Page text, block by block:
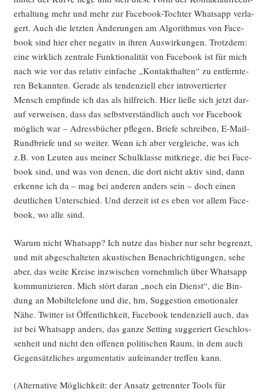
erhal­tung mehr und mehr zur Face­book-Toch­ter Whats­app ver­la­
gert. Auch die letz­ten Ände­run­gen am Algo­rith­mus von Face­
book sind hier eher nega­tiv in ihren Aus­wir­kun­gen. Trotz­dem:
eine wirk­lich zen­tra­le Funk­tio­na­li­tät von Face­book ist für mich
nach wie vor das rela­tiv ein­fa­che „Kon­takt­hal­ten“ zu ent­fern­te­
ren Bekann­ten. Gera­de als ten­den­zi­ell eher intro­ver­tier­ter
Mensch emp­fin­de ich das als hilf­reich. Hier lie­ße sich jetzt dar­
auf ver­wei­sen, dass das selbst­ver­ständ­lich auch vor Face­book
mög­lich war – Adress­bü­cher pfle­gen, Brie­fe schrei­ben, E‑Mail-
Rund­brie­fe und so wei­ter. Wenn ich aber ver­glei­che, was ich
z.B. von Leu­ten aus mei­ner Schul­klas­se mit­krie­ge, die bei Face­
book sind, und was von denen, die dort nicht aktiv sind, dann
erken­ne ich da – mag bei ande­ren anders sein – doch einen
deut­li­chen Unter­schied. Und der­zeit ist es eben vor allem Face­
book, wo alle sind.
War­um nicht Whats­app? Ich nut­ze das bis­her nur sehr begrenzt,
und mit abge­schal­te­ten akus­ti­schen Benach­rich­ti­gun­gen, sehe
aber, das wei­te Krei­se inzwi­schen vor­nehm­lich über Whats­app
kom­mu­ni­zie­ren. Mich stört dar­an „noch ein Dienst“, die Bin­
dung an Mobil­te­le­fo­ne und die, hm, Sug­ges­ti­on emo­tio­na­ler
Nähe. Twit­ter ist Öffent­lich­keit, Face­book ten­den­zi­ell auch, das
ist bei Whats­app anders, das gan­ze Set­ting sug­ge­riert Geschlos­
sen­heit und nicht den offe­nen poli­ti­schen Raum, in dem auch
Gegen­sätz­li­ches argu­men­ta­tiv auf­ein­an­der tref­fen kann.
(Alter­na­ti­ve Mög­lich­keit: der Ansatz getrenn­ter Tools für